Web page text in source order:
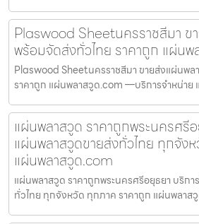
Plaswood Sheetนครราชสีมา ข
พร้อมจัดส่งทั่วไทย ราคาถูก แผ่น
Plaswood Sheetนครราชสีมา ขายส่งแผ่นพ
ราคาถูก แผ่นพลาสวูด.com —บริการจำหน่าย
แผ่นพลาสวูด ราคาถูกพระนครศรี
แผ่นพลาสวูดขายส่งทั่วไทย ทุกจัง
แผ่นพลาสวูด.com
แผ่นพลาสวูด ราคาถูกพระนครศรีอยุธยา บริก
ทั่วไทย ทุกจังหวัด ทุกภาค ราคาถูก แผ่นพลา